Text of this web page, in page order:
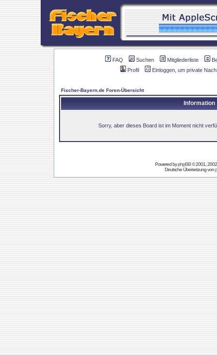
FAQ Suchen Mitgliederliste
Profil
Einloggen, um private
Fischer-Bayern.de Foren-Übersicht
Information
Sorry, aber dieses Board ist im Moment nicht
Powered byphpBB© 2001,
Deutsche Übersetzung von